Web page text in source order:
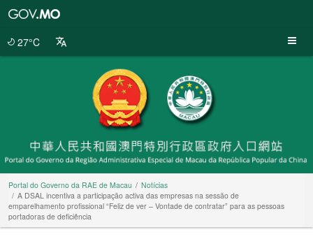
27°C
Portal do Governo da RAE de Macau
Notícias
A DSAL incentiva a participação activa das empresas na sessão de
emparelhamento profissional “Feliz de ver – Vontade de contratar” para as pessoas
portadoras de deficiência